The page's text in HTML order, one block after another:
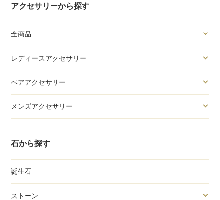
アクセサリーから探す
全商品
レディースアクセサリー
ペアアクセサリー
メンズアクセサリー
石から探す
誕生石
ストーン